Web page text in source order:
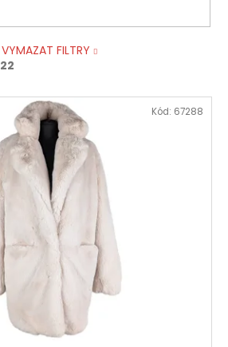
VYMAZAT FILTRY
22
Kód: 67288